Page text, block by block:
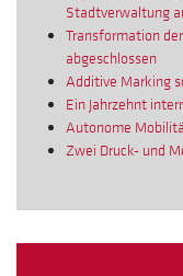
Stadtverwaltung
Transformation
abgeschlossen
Additive Marking
Ein Jahrzehnt
Autonome
Zwei Druck- und